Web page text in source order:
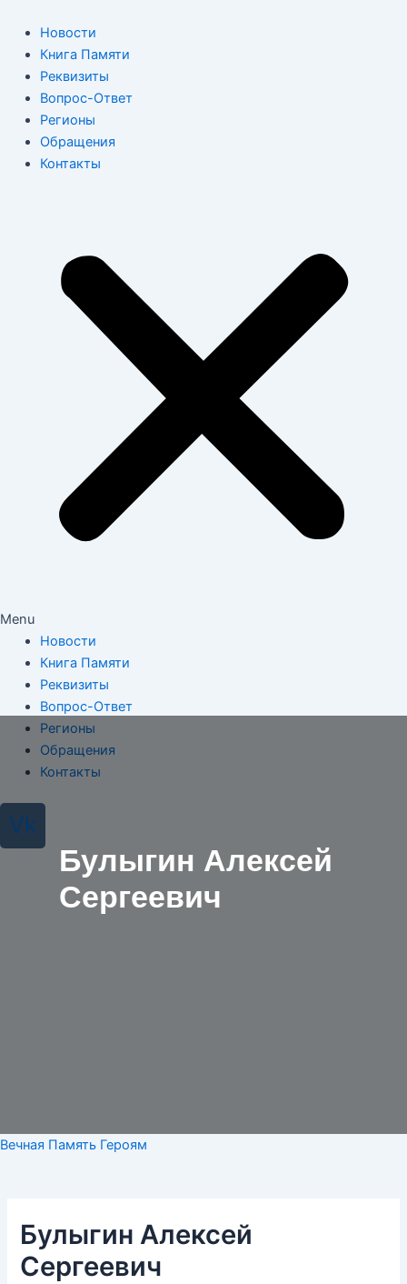
содержимому
Новости
Книга Памяти
Реквизиты
Вопрос-Ответ
Регионы
Обращения
Контакты
Menu
Новости
Книга Памяти
Реквизиты
Вопрос-Ответ
Регионы
Обращения
Контакты
Vk
Булыгин Алексей
Сергеевич
Вечная Память Героям
Булыгин Алексей
Сергеевич